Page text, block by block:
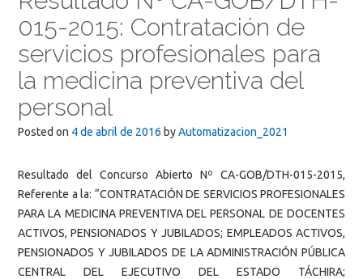
015-2015: Contratación de
servicios profesionales para
la medicina preventiva del
personal
Posted on 4 de abril de 2016 byAutomatizacion_2021
Resultado del Concurso Abierto Nº CA-GOB/DTH-015-2015,
Referente a la: “CONTRATACIÓN DE SERVICIOS PROFESIONALES
PARA LA MEDICINA PREVENTIVA DEL PERSONAL DE DOCENTES
ACTIVOS, PENSIONADOS Y JUBILADOS; EMPLEADOS ACTIVOS,
PENSIONADOS Y JUBILADOS DE LA ADMINISTRACIÓN PÚBLICA
CENTRAL DEL EJECUTIVO DEL ESTADO TÁCHIRA;